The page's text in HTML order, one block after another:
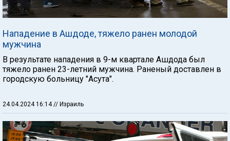
Нападение в Ашдоде, тяжело ранен молодой
мужчина
В результате нападения в 9-м квартале Ашдода был
тяжело ранен 23-летний мужчина. Раненый доставлен в
городскую больницу "Асута".
24.04.2024 16:14 // Израиль